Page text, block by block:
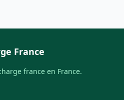
France
france en France.